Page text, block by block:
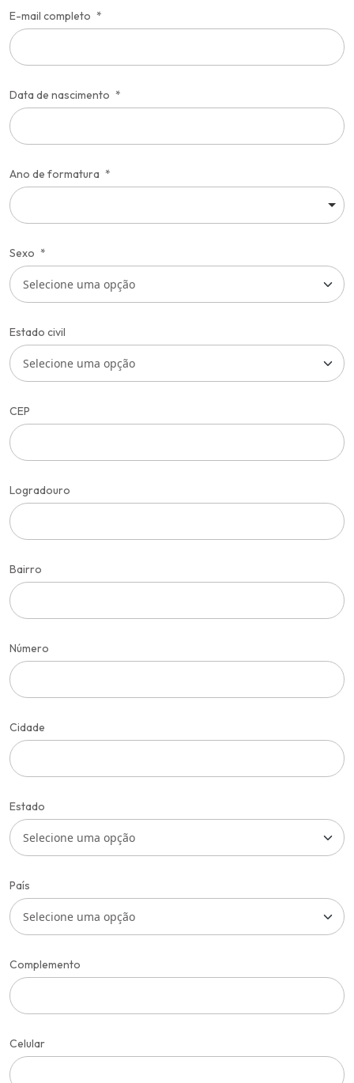
E-mail completo
Data de nascimento
Ano de formatura
Sexo
Estado civil
CEP
Logradouro
Bairro
Número
Cidade
Estado
País
Complemento
Celular